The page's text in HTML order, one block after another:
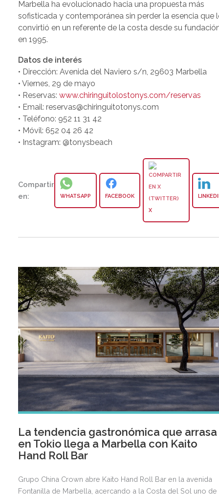
Marbella ha evolucionado hacia una propuesta más
sofisticada y contemporánea sin perder la esencia que
convirtió en un referente de la costa desde su
en 1995.
Datos de interés
• Dirección: Avenida del Naviero s/n, 29603 Marbella
• Viernes, 29 de mayo
• Reservas:www.chiringuitolostonys.com/reservas
• Email: reservas@chiringuitotonys.com
• Teléfono: 952 11 31 42
• Móvil: 652 04 26 42
• Instagram: @tonysbeach
Compartir
en:
WHATSAPP FACEBOOK
X
La tendencia gastronómica que arrasa
en Tokio llega a Marbella con Kaito
Hand Roll Bar
Grupo China Crown abre Kaito Hand Roll Bar en la avenida
Fontanilla de Marbella, acercando a la Costa del Sol uno de